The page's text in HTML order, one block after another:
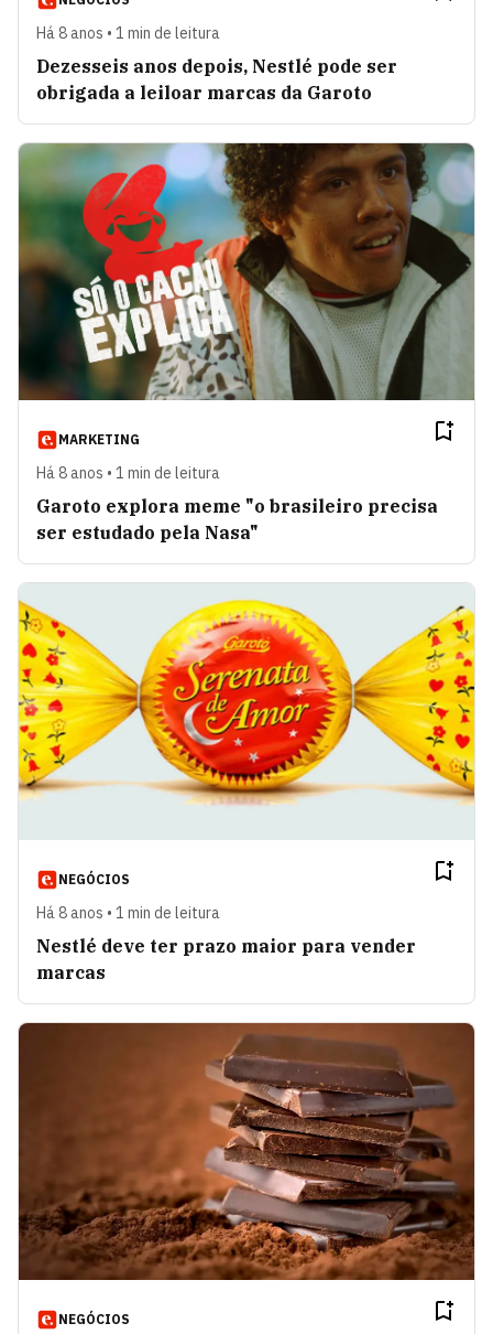
Há 8 anos • 1 min de leitura
Dezesseis anos depois, Nestlé pode ser
obrigada a leiloar marcas da Garoto
MARKETING
Há 8 anos • 1 min de leitura
Garoto explora meme "o brasileiro precisa
ser estudado pela Nasa"
NEGÓCIOS
Há 8 anos • 1 min de leitura
Nestlé deve ter prazo maior para vender
marcas
NEGÓCIOS